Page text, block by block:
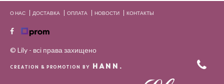
О НАС ДОСТАВКА ОПЛАТА НОВОСТИ КОНТАКТЫ
© Lily - всі права захищено
CREATION & PROMOTION BY HANN.